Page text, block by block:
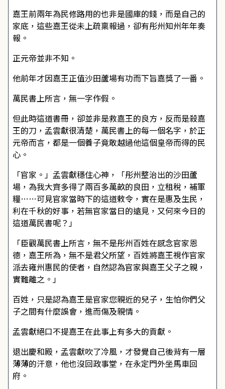
嘉王前兩年為民修路用的也非是國庫的錢，而是自己的
家底，這些嘉王從未上疏稟報過，卻有彤州知州年年奏
報。
正元帝並非不知。
他前年才因嘉王正值沙田蘆場有功而下旨嘉獎了一番。
萬民書上所言，無一字作假。
但此時這道書冊，卻並非是救嘉王的良方，反而是殺嘉
王的刀，孟雲獻很清楚，萬民書上的每一個名字，於正
元帝而言，都是一個養子竟敢越過他這個皇帝而得的民
心。
「官家。」孟雲獻穩住心神，「彤州整治出的沙田蘆
場，為我大齊多得了兩百多萬畝的良田，立租稅，補軍
糧……可見官家當時下的這道敕令，實在是惠及生民，
利在千秋的好事，若無官家當日的遠見，又何來今日的
這道萬民書呢？」
「臣觀萬民書上所言，無不是彤州百姓在感念官家恩
德，嘉王所為，無不是君父所望，百姓將嘉王視作官家
派去雍州惠民的使者，自然認為官家與嘉王父子之親，
實難離之。」
百姓，只是認為嘉王是官家您親近的兒子，生怕你們父
子之間有什麼誤會，進而傷及親情。
孟雲獻絕口不提嘉王在此事上有多大的貢獻。
退出慶和殿，孟雲獻吹了冷風，才發覺自己後背有一層
薄薄的汗意，他也沒回政事堂，在永定門外坐馬車回
府。